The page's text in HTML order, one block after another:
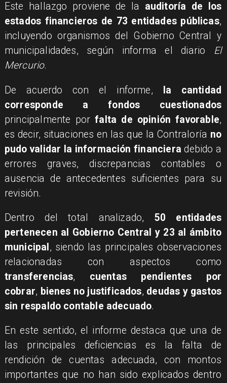
Este hallazgo proviene de la auditoría de los
estados financieros de 73 entidades públicas,
incluyendo organismos del Gobierno Central y
municipalidades, según informa el diario El
Mercurio.
De acuerdo con el informe, la cantidad
corresponde a fondos cuestionados
principalmente porfalta de opinión favorable,
es decir, situaciones en las que la Contraloría no
pudo validar la información financiera debido a
errores graves, discrepancias contables o
ausencia de antecedentes suficientes para su
revisión.
Dentro del total analizado, 50 entidades
pertenecen al Gobierno Central y 23 al ámbito
municipal , siendo las principales observaciones
relacionadas con aspectos como
transferencias, cuentas pendientes por
cobrar, bienes no justificados, deudas y gastos
sin respaldo contable adecuado.
En este sentido, el informe destaca que una de
las principales deficiencias es la falta de
rendición de cuentas adecuada, con montos
importantes que no han sido explicados dentro